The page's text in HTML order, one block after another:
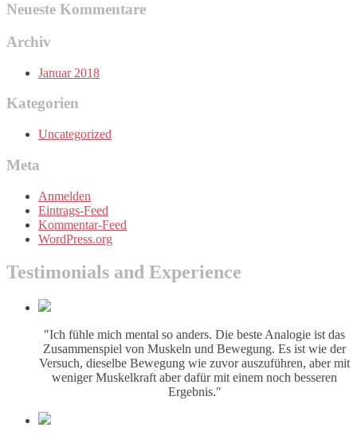
Neueste Kommentare
Archiv
Januar 2018
Kategorien
Uncategorized
Meta
Anmelden
Eintrags-Feed
Kommentar-Feed
WordPress.org
Testimonials and Experience
"Ich fühle mich mental so anders. Die beste Analogie ist das
Zusammenspiel von Muskeln und Bewegung. Es ist wie der
Versuch, dieselbe Bewegung wie zuvor auszuführen, aber mit
weniger Muskelkraft aber dafür mit einem noch besseren
Ergebnis."